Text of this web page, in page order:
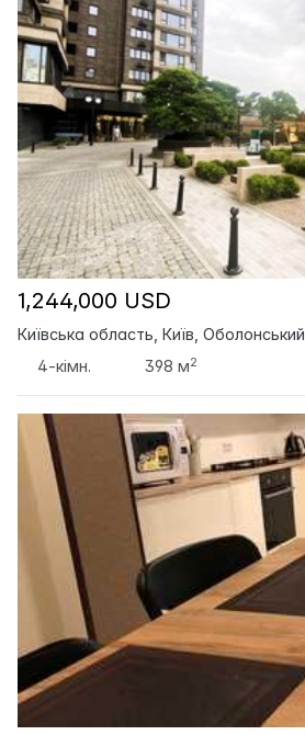
1,244,000 USD
Київська область, Київ, Оболонський
4-кімн.
398 м2